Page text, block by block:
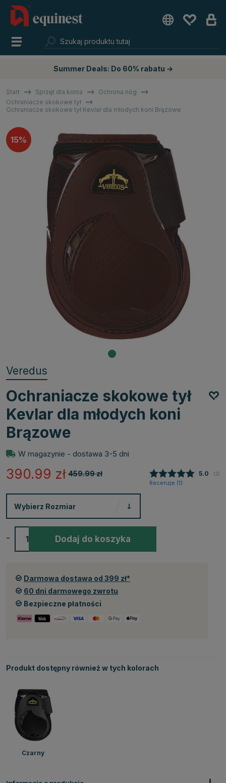
Summer Deals: Do 60% rabatu →
Start Sprzęt dla konia
Ochrona nóg
Ochraniacze skokowe tył
Ochraniacze skokowe tył Kevlar dla młodych koni Brązowe
15%
Veredus
Ochraniacze skokowe tył
Kevlar dla młodych koni
Brązowe
W magazynie - dostawa 3-5 dni
459.99zł
390.99 zł 5.0 (2)
Recenzje (1)
Wybierz Rozmiar
- Dodaj do koszyka
Darmowa dostawa od 399 zł*
60 dni darmowego zwrotu
Bezpieczne płatności
Produkt dostępny również w tych kolorach
Czarny